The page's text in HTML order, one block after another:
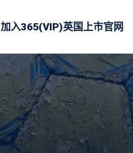
加入365(VIP)英国上市官网